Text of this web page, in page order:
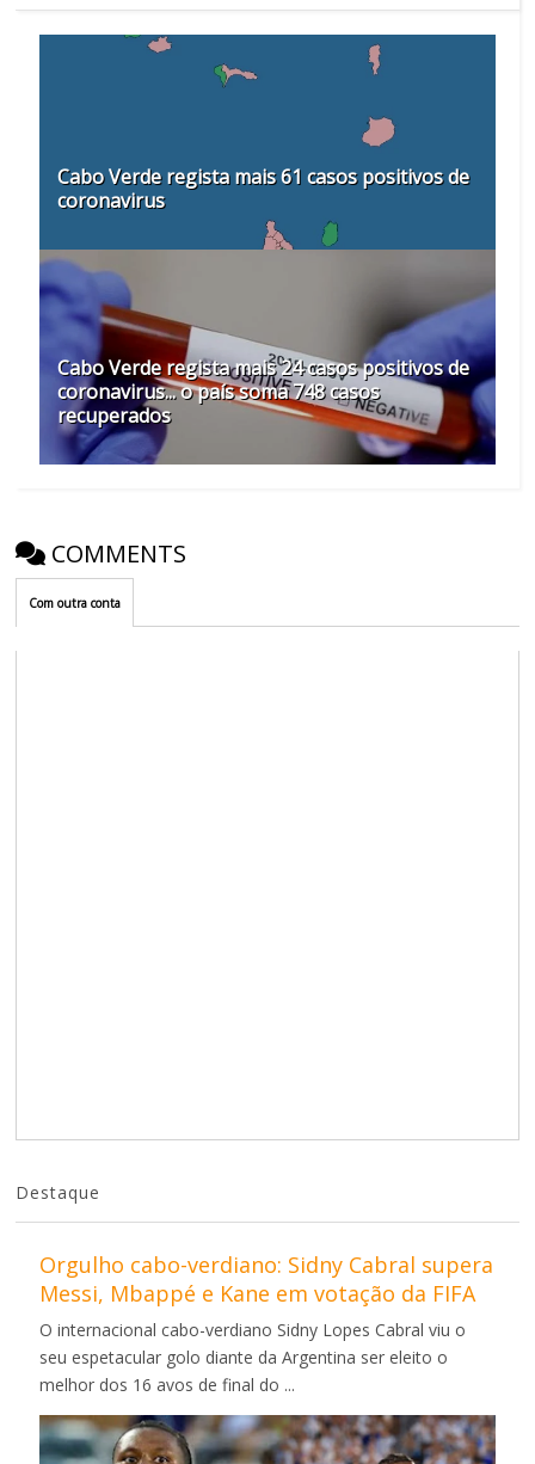
Cabo Verde regista mais 61 casos positivos de
coronavirus
Cabo Verde regista mais 24 casos positivos de
coronavirus... o país soma 748 casos
recuperados
COMMENTS
Com outra conta
Destaque
Orgulho cabo-verdiano: Sidny Cabral supera
Messi, Mbappé e Kane em votação da FIFA
O internacional cabo-verdiano Sidny Lopes Cabral viu o
seu espetacular golo diante da Argentina ser eleito o
melhor dos 16 avos de final do ...